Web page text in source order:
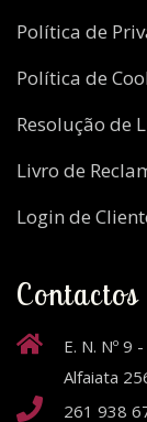
Política de
Política de
Resolução de
Livro de
Login de
Contactos
E. N. Nº 9
Alfaiata
261 938